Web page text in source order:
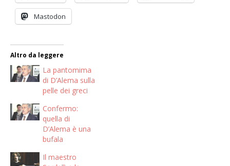
Mastodon
Altro da leggere
La pantomima
di D’Alema sulla
pelle dei greci
Confermo:
quella di
D’Alema è una
bufala
Il maestro